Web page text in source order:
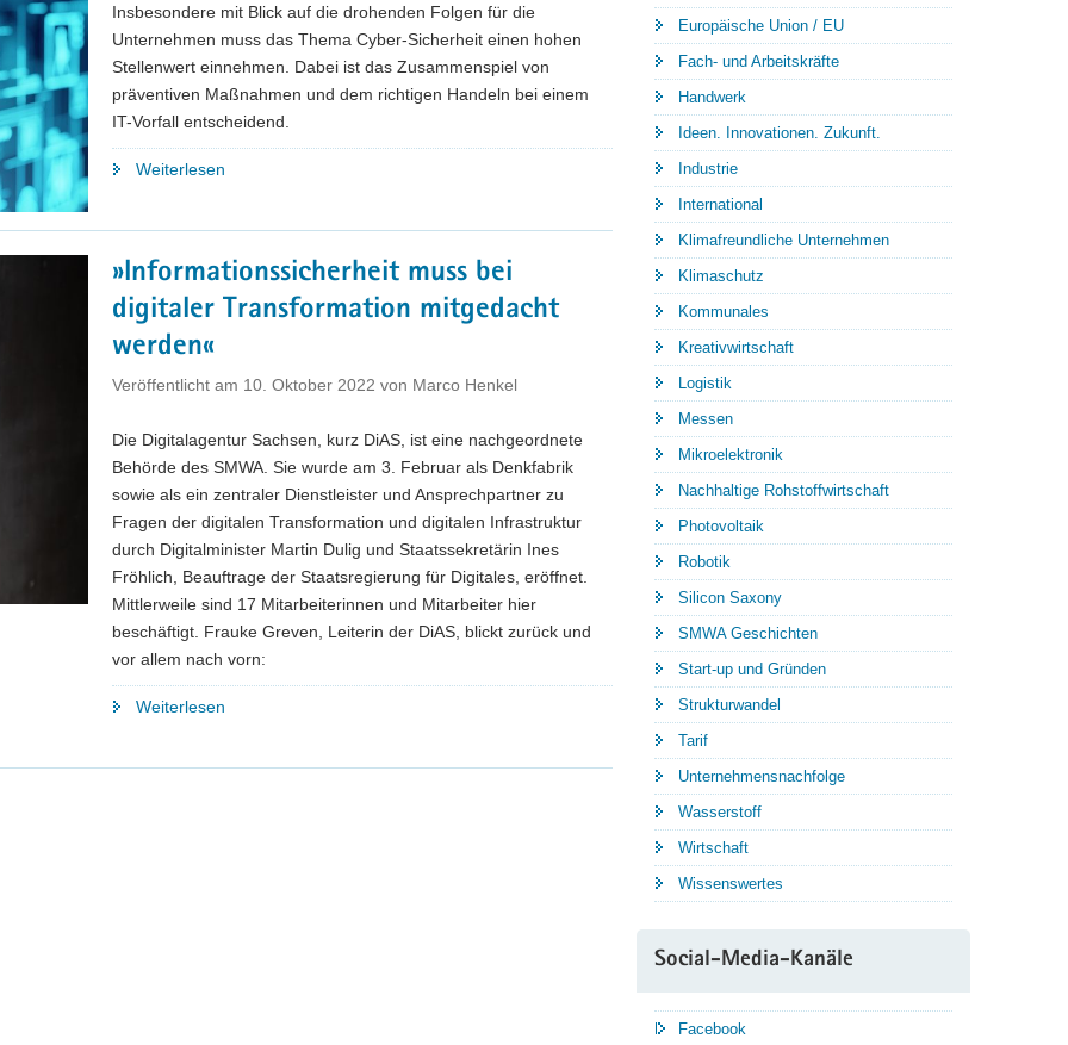
Insbesondere mit Blick auf die drohenden Folgen für die
Unternehmen muss das Thema Cyber-Sicherheit einen hohen
Stellenwert einnehmen. Dabei ist das Zusammenspiel von
präventiven Maßnahmen und dem richtigen Handeln bei einem
IT-Vorfall entscheidend.
Weiterlesen
»Informationssicherheit muss bei
digitaler Transformation mitgedacht
werden«
Veröffentlicht am 10. Oktober 2022 von Marco Henkel
Die Digitalagentur Sachsen, kurz DiAS, ist eine nachgeordnete
Behörde des SMWA. Sie wurde am 3. Februar als Denkfabrik
sowie als ein zentraler Dienstleister und Ansprechpartner zu
Fragen der digitalen Transformation und digitalen Infrastruktur
durch Digitalminister Martin Dulig und Staatssekretärin Ines
Fröhlich, Beauftrage der Staatsregierung für Digitales, eröffnet.
Mittlerweile sind 17 Mitarbeiterinnen und Mitarbeiter hier
beschäftigt. Frauke Greven, Leiterin der DiAS, blickt zurück und
vor allem nach vorn:
Weiterlesen
Europäische Union / EU
Fach- und Arbeitskräfte
Handwerk
Ideen. Innovationen. Zukunft.
Industrie
International
Klimafreundliche Unternehmen
Klimaschutz
Kommunales
Kreativwirtschaft
Logistik
Messen
Mikroelektronik
Nachhaltige Rohstoffwirtschaft
Photovoltaik
Robotik
Silicon Saxony
SMWA Geschichten
Start-up und Gründen
Strukturwandel
Tarif
Unternehmensnachfolge
Wasserstoff
Wirtschaft
Wissenswertes
Social-Media-Kanäle
Facebook